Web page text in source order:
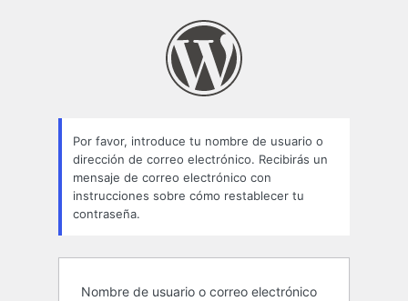
Por favor, introduce tu nombre de usuario o
dirección de correo electrónico. Recibirás un
mensaje de correo electrónico con
instrucciones sobre cómo restablecer tu
contraseña.
Nombre de usuario o correo electrónico